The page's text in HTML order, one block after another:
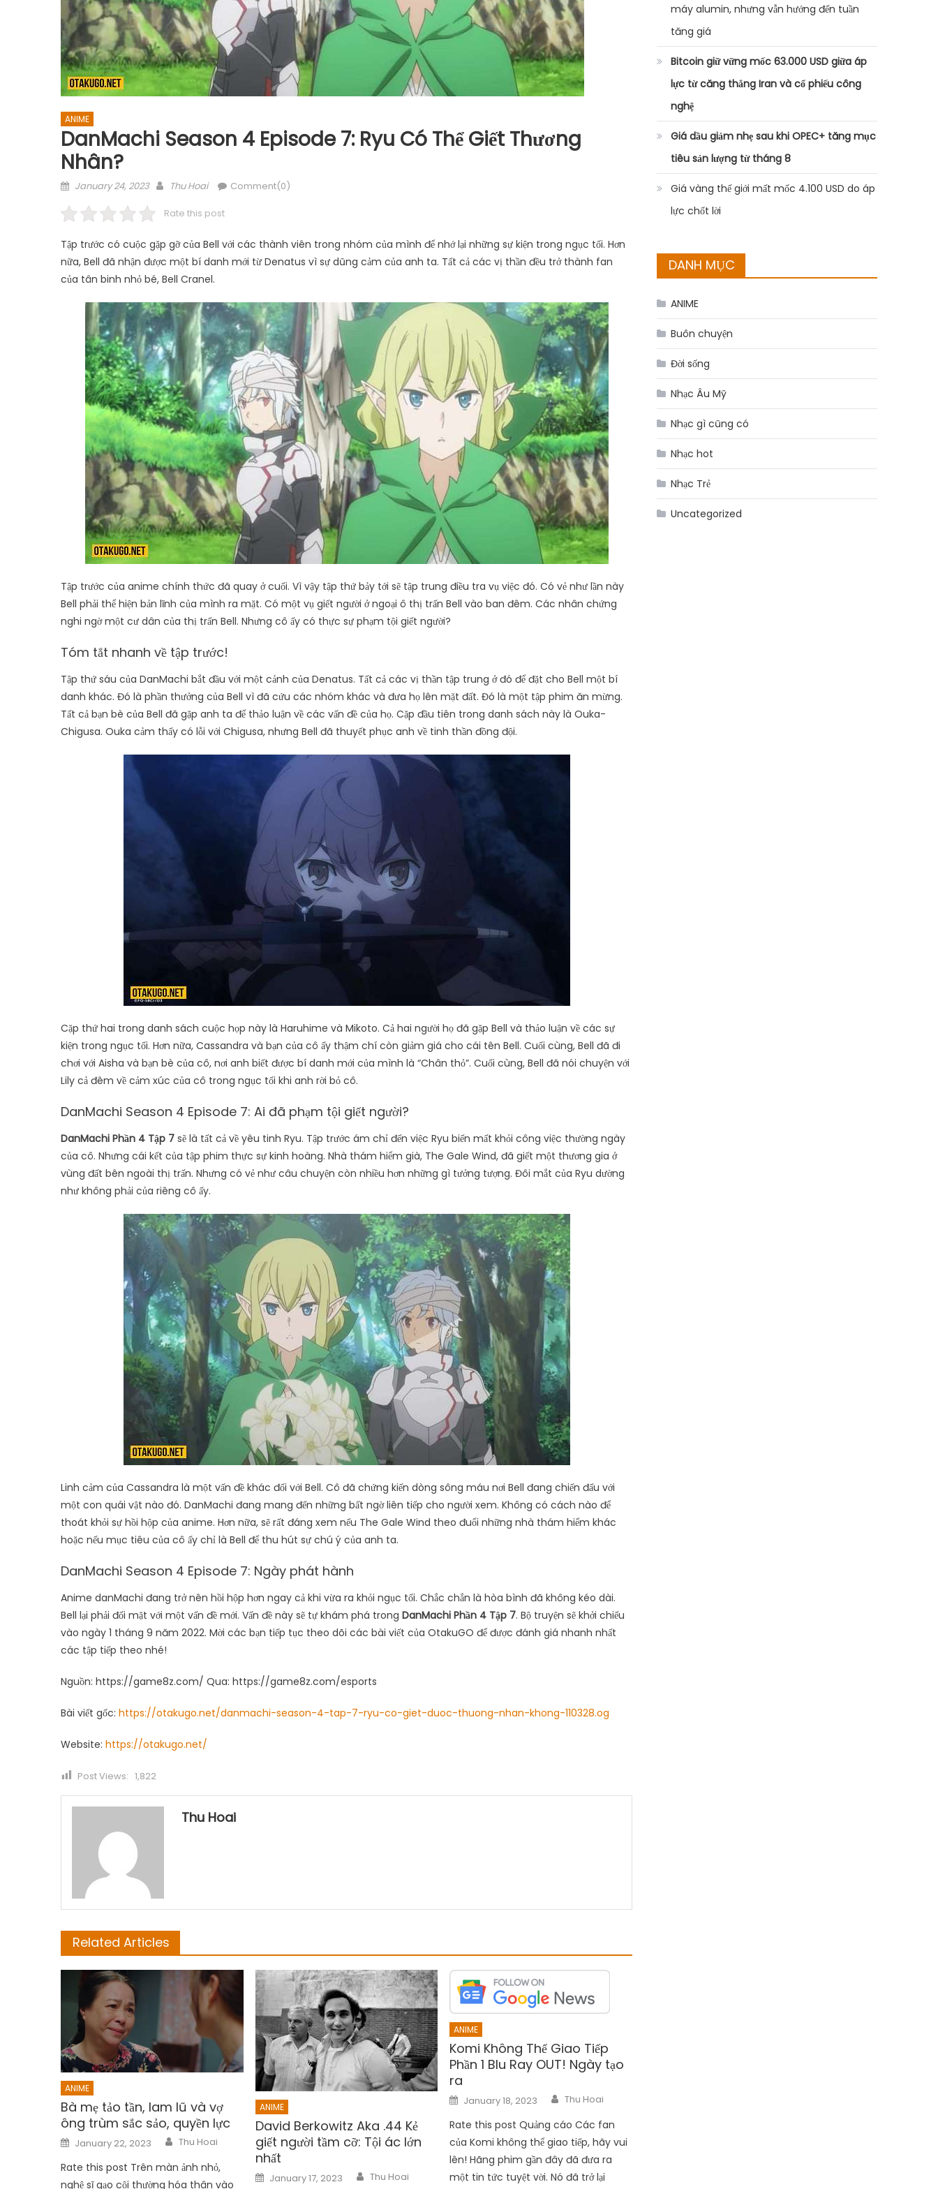
ANIME
DanMachi Season 4 Episode 7: Ryu Có Thể Giết Thương
Nhân?
Posted
January 24, 2023 Author
Thu Hoai Comment(0)
Rate this post
Tập trước có cuộc gặp gỡ của Bell với các thành viên trong nhóm của mình để nhớ lại những sự kiện trong ngục tối. Hơn
nữa, Bell đã nhận được một bí danh mới từ Denatus vì sự dũng cảm của anh ta. Tất cả các vị thần đều trở thành fan
của tân binh nhỏ bé, Bell Cranel.
Tập trước của anime chính thức đã quay ở cuối. Vì vậy tập thứ bảy tới sẽ tập trung điều tra vụ việc đó. Có vẻ như lần này
Bell phải thể hiện bản lĩnh của mình ra mặt. Có một vụ giết người ở ngoại ô thị trấn Bell vào ban đêm. Các nhân chứng
nghi ngờ một cư dân của thị trấn Bell. Nhưng cô ấy có thực sự phạm tội giết người?
Tóm tắt nhanh về tập trước!
Tập thứ sáu của DanMachi bắt đầu với một cảnh của Denatus. Tất cả các vị thần tập trung ở đó để đặt cho Bell một bí
danh khác. Đó là phần thưởng của Bell vì đã cứu các nhóm khác và đưa họ lên mặt đất. Đó là một tập phim ăn mừng.
Tất cả bạn bè của Bell đã gặp anh ta để thảo luận về các vấn đề của họ. Cặp đầu tiên trong danh sách này là Ouka-
Chigusa. Ouka cảm thấy có lỗi với Chigusa, nhưng Bell đã thuyết phục anh về tinh thần đồng đội.
Cặp thứ hai trong danh sách cuộc họp này là Haruhime và Mikoto. Cả hai người họ đã gặp Bell và thảo luận về các sự
kiện trong ngục tối. Hơn nữa, Cassandra và bạn của cô ấy thậm chí còn giảm giá cho cái tên Bell. Cuối cùng, Bell đã đi
chơi với Aisha và bạn bè của cô, nơi anh biết được bí danh mới của mình là “Chân thỏ”. Cuối cùng, Bell đã nói chuyện với
Lily cả đêm về cảm xúc của cô trong ngục tối khi anh rời bỏ cô.
DanMachi Season 4 Episode 7: Ai đã phạm tội giết người?
DanMachi Phần 4 Tập 7 sẽ là tất cả về yêu tinh Ryu. Tập trước ám chỉ đến việc Ryu biến mất khỏi công việc thường ngày
của cô. Nhưng cái kết của tập phim thực sự kinh hoàng. Nhà thám hiểm già, The Gale Wind, đã giết một thương gia ở
vùng đất bên ngoài thị trấn. Nhưng có vẻ như câu chuyện còn nhiều hơn những gì tưởng tượng. Đôi mắt của Ryu dường
như không phải của riêng cô ấy.
Linh cảm của Cassandra là một vấn đề khác đối với Bell. Cô đã chứng kiến ​​dòng sông máu nơi Bell đang chiến đấu với
một con quái vật nào đó. DanMachi đang mang đến những bất ngờ liên tiếp cho người xem. Không có cách nào để
thoát khỏi sự hồi hộp của anime. Hơn nữa, sẽ rất đáng xem nếu The Gale Wind theo đuổi những nhà thám hiểm khác
hoặc nếu mục tiêu của cô ấy chỉ là Bell để thu hút sự chú ý của anh ta.
DanMachi Season 4 Episode 7: Ngày phát hành
Anime danMachi đang trở nên hồi hộp hơn ngay cả khi vừa ra khỏi ngục tối. Chắc chắn là hòa bình đã không kéo dài.
Bell lại phải đối mặt với một vấn đề mới. Vấn đề này sẽ tự khám phá trong DanMachi Phần 4 Tập 7. Bộ truyện sẽ khởi chiếu
vào ngày 1 tháng 9 năm 2022. Mời các bạn tiếp tục theo dõi các bài viết của OtakuGO để được đánh giá nhanh nhất
các tập tiếp theo nhé!
Nguồn: https://game8z.com/ Qua: https://game8z.com/esports
Bài viết gốc: https://otakugo.net/danmachi-season-4-tap-7-ryu-co-giet-duoc-thuong-nhan-khong-110328.og
Website: https://otakugo.net/
Post Views: 1,822
Thu Hoai
Related Articles
ANIME
Bà mẹ tảo tần, lam lũ và vợ
ông trùm sắc sảo, quyền lực
Posted
on
January 22, 2023 Author
Thu Hoai
Rate this post Trên màn ảnh nhỏ,
nghệ sĩ gạo cội thường hóa thân vào
ANIME
David Berkowitz Aka .44 Kẻ
giết người tầm cỡ: Tội ác lớn
nhất
Posted
on
January 17, 2023 Author
Thu Hoai
ANIME
Komi Không Thể Giao Tiếp
Phần 1 Blu Ray OUT! Ngày tạo
ra
Posted
on
January 18, 2023 Author
Thu Hoai
Rate this post Quảng cáo Các fan
của Komi không thể giao tiếp, hãy vui
lên! Hãng phim gần đây đã đưa ra
một tin tức tuyệt vời. Nó đã trở lại
máy alumin, nhưng vẫn hướng đến tuần
tăng giá
Bitcoin giữ vững mốc 63.000 USD giữa áp
lực từ căng thẳng Iran và cổ phiếu công
nghệ
Giá dầu giảm nhẹ sau khi OPEC+ tăng mục
tiêu sản lượng từ tháng 8
Giá vàng thế giới mất mốc 4.100 USD do áp
lực chốt lời
DANH MỤC
ANIME
Buôn chuyện
Đời sống
Nhạc Âu Mỹ
Nhạc gì cũng có
Nhạc hot
Nhạc Trẻ
Uncategorized